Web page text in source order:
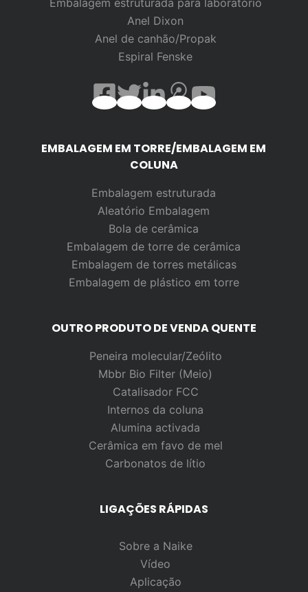
Embalagem estruturada para laboratório
Anel Dixon
Anel de canhão/Propak
Espiral Fenske
EMBALAGEM EM TORRE/EMBALAGEM EM
COLUNA
Embalagem estruturada
Aleatório Embalagem
Bola de cerâmica
Embalagem de torre de cerâmica
Embalagem de torres metálicas
Embalagem de plástico em torre
OUTRO PRODUTO DE VENDA QUENTE
Peneira molecular/Zeólito
Mbbr Bio Filter (Meio)
Catalisador FCC
Internos da coluna
Alumina activada
Cerâmica em favo de mel
Carbonatos de lítio
LIGAÇÕES RÁPIDAS
Sobre a Naike
Vídeo
Aplicação